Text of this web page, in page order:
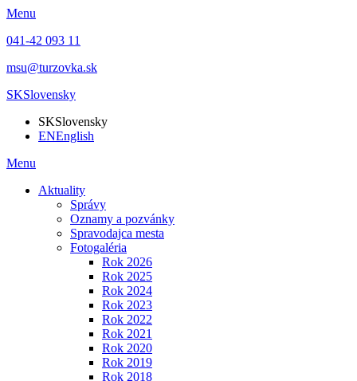
Menu
041-42 093 11
msu@turzovka.sk
SKSlovensky
SKSlovensky
ENEnglish
Menu
Aktuality
Správy
Oznamy a pozvánky
Spravodajca mesta
Fotogaléria
Rok 2026
Rok 2025
Rok 2024
Rok 2023
Rok 2022
Rok 2021
Rok 2020
Rok 2019
Rok 2018